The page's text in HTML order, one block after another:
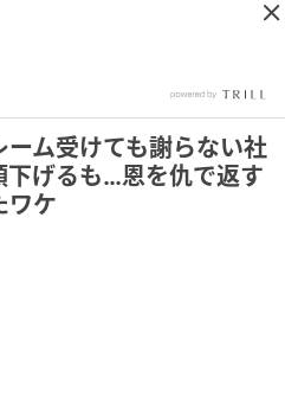
ーム受けても謝らない社
げるも…恩を仇で返す
ワケ